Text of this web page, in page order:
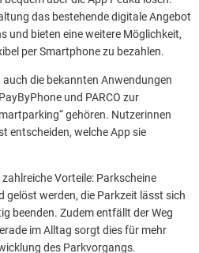
das bestehende digitale Angebot
und bieten eine weitere Möglichkeit,
per Smartphone zu bezahlen.
die bekannten Anwendungen
und PARCO zur
gehören. Nutzerinnen
entscheiden, welche App sie
Vorteile: Parkscheine
gelöst werden, die Parkzeit lässt sich
beenden. Zudem entfällt der Weg
im Alltag sorgt dies für mehr
des Parkvorgangs.